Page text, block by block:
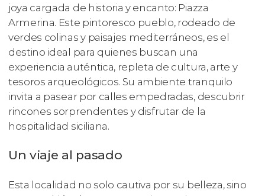
joya cargada de historia y encanto: Piazza
Armerina. Este pintoresco pueblo, rodeado de
verdes colinas y paisajes mediterráneos, es el
destino ideal para quienes buscan una
experiencia auténtica, repleta de cultura, arte y
tesoros arqueológicos. Su ambiente tranquilo
invita a pasear por calles empedradas, descubrir
rincones sorprendentes y disfrutar de la
hospitalidad siciliana.
Un viaje al pasado
Esta localidad no solo cautiva por su belleza, sino